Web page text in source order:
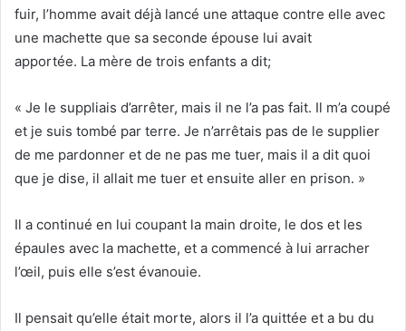
fuir, l’homme avait déjà lancé une attaque contre elle avec
une machette que sa seconde épouse lui avait
apportée. La mère de trois enfants a dit;
« Je le suppliais d’arrêter, mais il ne l’a pas fait. Il m’a coupé
et je suis tombé par terre. Je n’arrêtais pas de le supplier
de me pardonner et de ne pas me tuer, mais il a dit quoi
que je dise, il allait me tuer et ensuite aller en prison. »
Il a continué en lui coupant la main droite, le dos et les
épaules avec la machette, et a commencé à lui arracher
l’œil, puis elle s’est évanouie.
Il pensait qu’elle était morte, alors il l’a quittée et a bu du